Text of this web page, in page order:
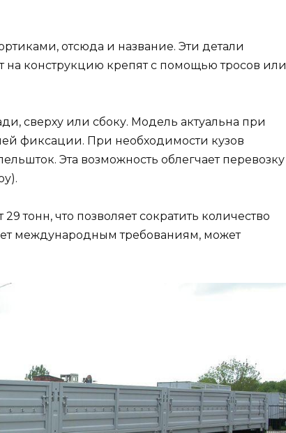
отсюда и название. Эти детали
конструкцию крепят с помощью тросов или
сверху или сбоку. Модель актуальна при
фиксации. При необходимости кузов
Эта возможность облегчает перевозку
тонн, что позволяет сократить количество
международным требованиям, может